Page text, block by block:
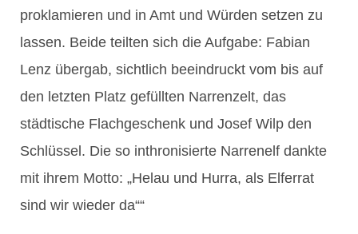
proklamieren und in Amt und Würden setzen zu
lassen. Beide teilten sich die Aufgabe: Fabian
Lenz übergab, sichtlich beeindruckt vom bis auf
den letzten Platz gefüllten Narrenzelt, das
städtische Flachgeschenk und Josef Wilp den
Schlüssel. Die so inthronisierte Narrenelf dankte
mit ihrem Motto: „Helau und Hurra, als Elferrat
sind wir wieder da““